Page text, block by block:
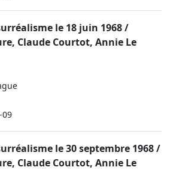
le 18 juin 1968 /
Claude Courtot, Annie Le
09
le 30 septembre 1968 /
Claude Courtot, Annie Le